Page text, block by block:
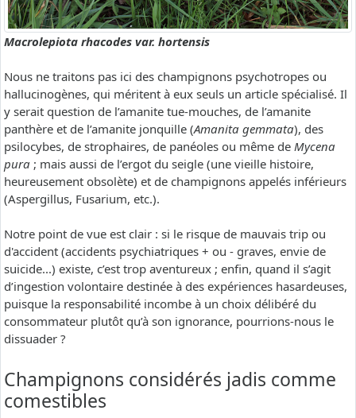
Macrolepiota rhacodes var. hortensis
Nous ne traitons pas ici des champignons psychotropes ou
hallucinogènes, qui méritent à eux seuls un article spécialisé. Il
y serait question de l’amanite tue-mouches, de l’amanite
panthère et de l’amanite jonquille (Amanita gemmata), des
psilocybes, de strophaires, de panéoles ou même de Mycena
pura ; mais aussi de l’ergot du seigle (une vieille histoire,
heureusement obsolète) et de champignons appelés inférieurs
(Aspergillus, Fusarium, etc.).
Notre point de vue est clair : si le risque de mauvais trip ou
d'accident (accidents psychiatriques + ou - graves, envie de
suicide...) existe, c’est trop aventureux ; enfin, quand il s’agit
d’ingestion volontaire destinée à des expériences hasardeuses,
puisque la responsabilité incombe à un choix délibéré du
consommateur plutôt qu’à son ignorance, pourrions-nous le
dissuader ?
Champignons considérés jadis comme
comestibles